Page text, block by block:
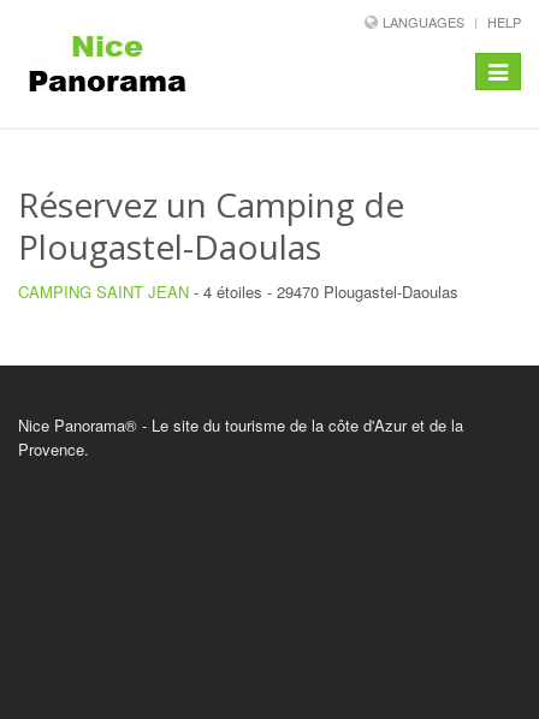
LANGUAGES HELP
Toggle
Réservez un Camping de
Plougastel-Daoulas
CAMPING SAINT JEAN - 4 étoiles - 29470 Plougastel-Daoulas
Nice Panorama® - Le site du tourisme de la côte d'Azur et de la
Provence.